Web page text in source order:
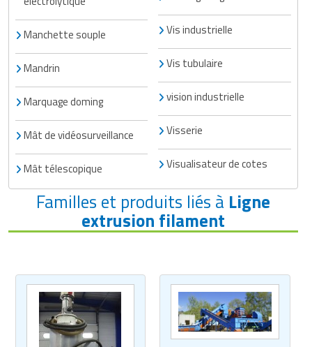
Manchette souple
Mandrin
Marquage doming
Mât de vidéosurveillance
Mât télescopique
Vis industrielle
Vis tubulaire
vision industrielle
Visserie
Visualisateur de cotes
Familles et produits liés à Ligne
extrusion filament